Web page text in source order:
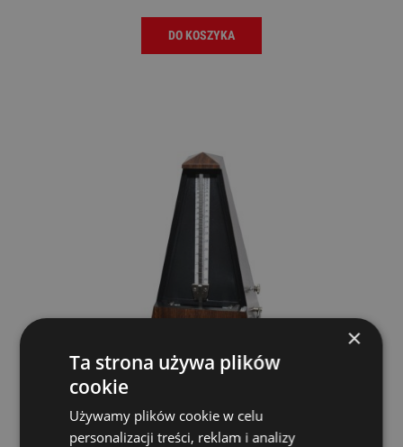
DO KOSZYKA
Ruby PA83 Metronom Walnut
×
Ta strona używa plików
cookie
Używamy plików cookie w celu
personalizacji treści, reklam i analizy